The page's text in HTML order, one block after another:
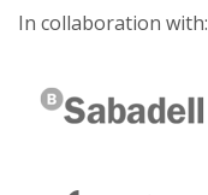
In collaboration with: